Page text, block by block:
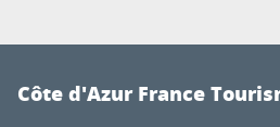
Côte d'Azur France